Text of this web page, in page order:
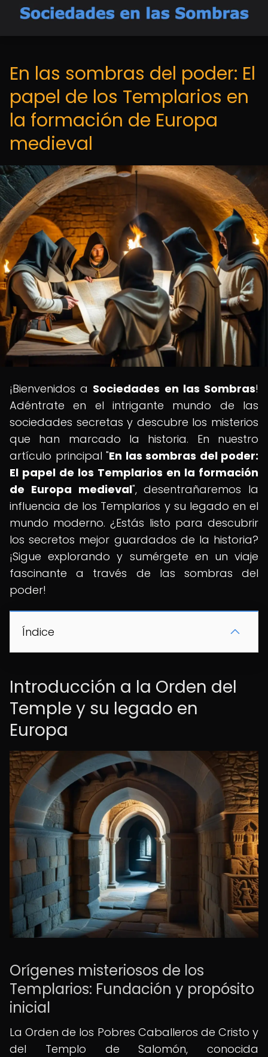
En las sombras del poder: El
papel de los Templarios en
la formación de Europa
medieval
¡Bienvenidos a Sociedades en las Sombras!
Adéntrate en el intrigante mundo de las
sociedades secretas y descubre los misterios
que han marcado la historia. En nuestro
artículo principal "En las sombras del poder:
El papel de los Templarios en la formación
de Europa medieval", desentrañaremos la
influencia de los Templarios y su legado en el
mundo moderno. ¿Estás listo para descubrir
los secretos mejor guardados de la historia?
¡Sigue explorando y sumérgete en un viaje
fascinante a través de las sombras del
poder!
Índice
Introducción a la Orden del
Temple y su legado en
Europa
Orígenes misteriosos de los
Templarios: Fundación y propósito
inicial
La Orden de los Pobres Caballeros de Cristo y
del Templo de Salomón, conocida